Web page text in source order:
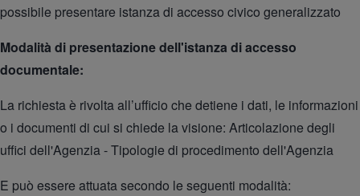
possibile presentare istanza di accesso civico generalizzato
Modalità di presentazione dell'istanza di accesso
documentale:
La richiesta è rivolta all’ufficio che detiene i dati, le informazioni
o i documenti di cui si chiede la visione: Articolazione degli
uffici dell'Agenzia-Tipologie di procedimento dell'Agenzia
E può essere attuata secondo le seguenti modalità: